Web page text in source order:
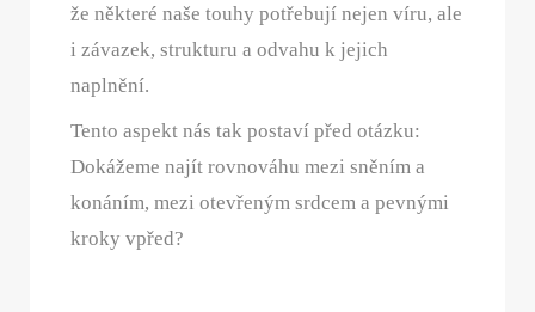
že některé naše touhy potřebují nejen víru, ale
i závazek, strukturu a odvahu k jejich
naplnění.
Tento aspekt nás tak postaví před otázku:
Dokážeme najít rovnováhu mezi sněním a
konáním, mezi otevřeným srdcem a pevnými
kroky vpřed?